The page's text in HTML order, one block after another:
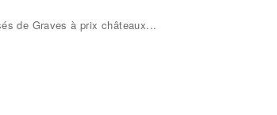
de Graves à prix châteaux...